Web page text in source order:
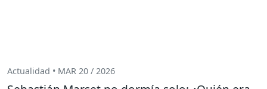
Actualidad • MAR 20 / 2026